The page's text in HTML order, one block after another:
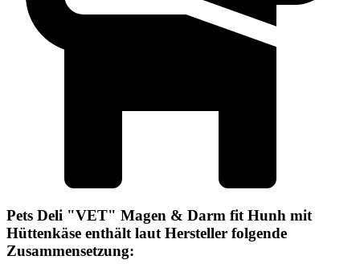
Pets Deli "VET" Magen & Darm fit Hunh mit
Hüttenkäse enthält laut Hersteller folgende
Zusammensetzung: